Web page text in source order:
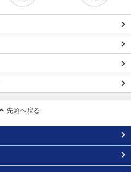
先頭へ戻る